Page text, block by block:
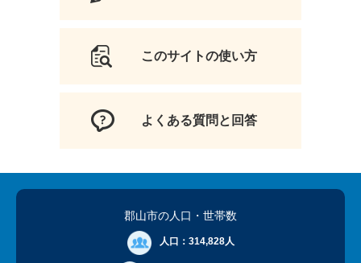
このサイトの使い方
よくある質問と回答
郡山市の人口 ・世帯数
人口： 314,828人